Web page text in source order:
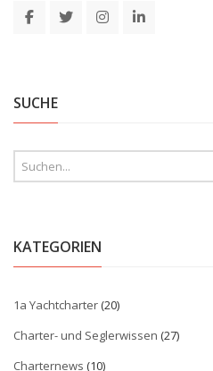
SUCHE
KATEGORIEN
1a Yachtcharter(20)
Charter- und Seglerwissen (27)
Charternews (10)